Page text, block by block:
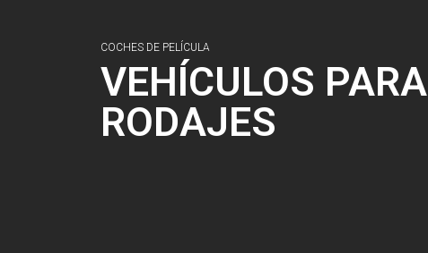
COCHES DE PELÍCULA
VEHÍCULOS PARA
RODAJES